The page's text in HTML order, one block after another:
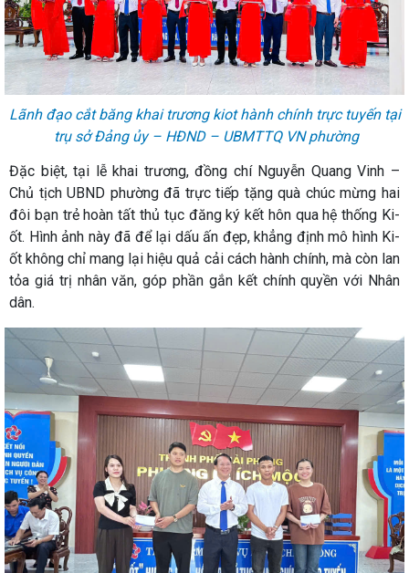
Lãnh đạo cắt băng khai trương kiot hành chính trực tuyến tại
trụ sở Đảng ủy – HĐND – UBMTTQ VN phường
Đặc biệt, tại lễ khai trương, đồng chí Nguyễn Quang Vinh –
Chủ tịch UBND phường đã trực tiếp tặng quà chúc mừng hai
đôi bạn trẻ hoàn tất thủ tục đăng ký kết hôn qua hệ thống Ki-
ốt. Hình ảnh này đã để lại dấu ấn đẹp, khẳng định mô hình Ki-
ốt không chỉ mang lại hiệu quả cải cách hành chính, mà còn lan
tỏa giá trị nhân văn, góp phần gắn kết chính quyền với Nhân
dân.